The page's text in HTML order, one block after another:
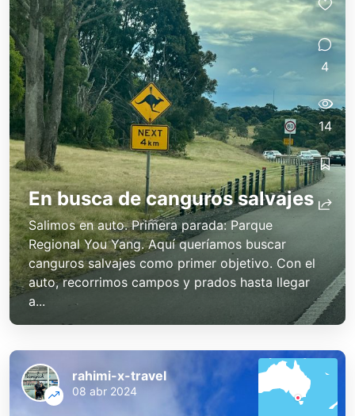
En busca de canguros salvajes
Salimos en auto. Primera parada: Parque
Regional You Yang. Aquí queríamos buscar
canguros salvajes como primer objetivo. Con el
auto, recorrimos campos y prados hasta llegar
a...
4
14
rahimi-x-travel
08 abr 2024